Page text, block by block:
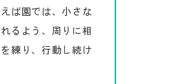
ば園では、小さな
るよう、周りに相
練り、行動し続け